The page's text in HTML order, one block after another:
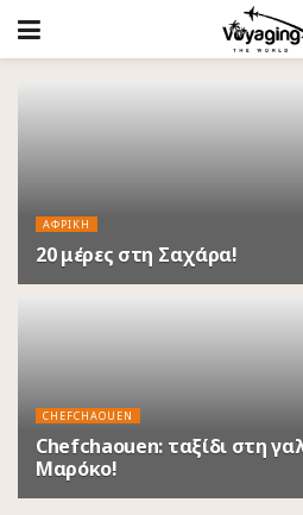
ΑΦΡΙΚΗ
20 μέρες στη Σαχάρα!
CHEFCHAOUEN
Chefchaouen: ταξίδι στη
Μαρόκο!